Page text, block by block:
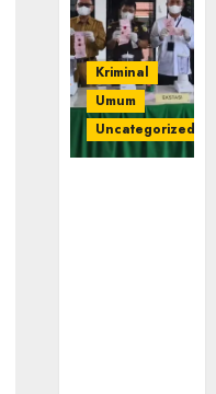
Kriminal
Umum
Uncategorized